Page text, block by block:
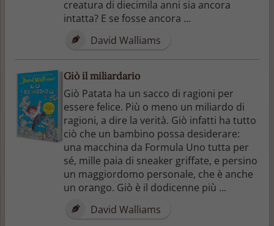
creatura di diecimila anni sia ancora
intatta? E se fosse ancora ...
David Walliams
Giò il miliardario
Giò Patata ha un sacco di ragioni per
essere felice. Più o meno un miliardo di
ragioni, a dire la verità. Giò infatti ha tutto
ciò che un bambino possa desiderare:
una macchina da Formula Uno tutta per
sé, mille paia di sneaker griffate, e persino
un maggiordomo personale, che è anche
un orango. Giò è il dodicenne più ...
David Walliams